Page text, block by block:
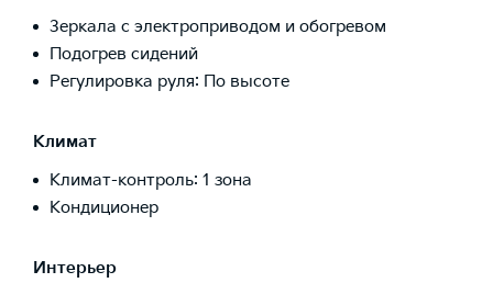
Зеркала с электроприводом и обогревом
Подогрев сидений
Регулировка руля: По высоте
Климат
Климат-контроль: 1 зона
Кондиционер
Интерьер